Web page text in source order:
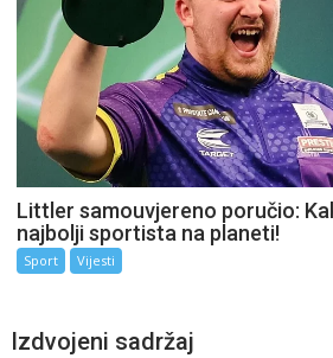
Littler samouvjereno poručio:
najbolji sportista na planeti!
Sport Vijesti
Izdvojeni sadržaj